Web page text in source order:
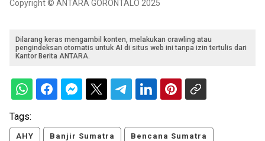
Copyright © ANTARA GORONTALO 2025
Dilarang keras mengambil konten, melakukan crawling atau
pengindeksan otomatis untuk AI di situs web ini tanpa izin tertulis dari
Kantor Berita ANTARA.
Tags:
AHY Banjir Sumatra Bencana Sumatra